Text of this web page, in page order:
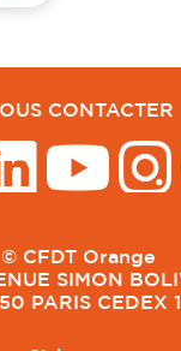
CONTACTER
© CFDT Orange
SIMON
PARIS CEDEX